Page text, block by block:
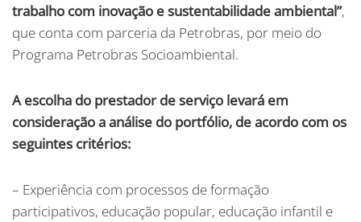
trabalho com inovação e sustentabilidade ambiental”,
que conta com parceria da Petrobras, por meio do
Programa Petrobras Socioambiental.
A escolha do prestador de serviço levará em
consideração a análise do portfólio, de acordo com os
seguintes critérios:
– Experiência com processos de formação
participativos, educação popular, educação infantil e